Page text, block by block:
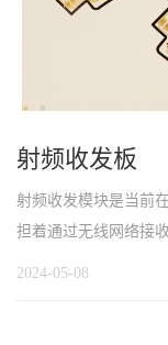
射频收发板
射频收发模块是当前
担着通过无线网络接
2024-05-08